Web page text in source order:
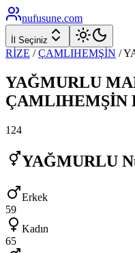
nufusune.com
İl Seçiniz
RİZE / ÇAMLIHEMŞİN /
YAĞMURLU
ÇAMLIHEMŞİN
124
YAĞMURLU
Erkek
59
Kadın
65